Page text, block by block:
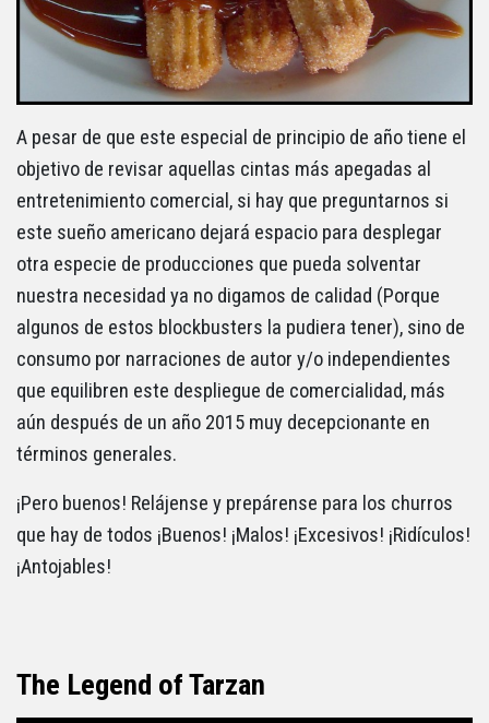
A pesar de que este especial de principio de año tiene el
objetivo de revisar aquellas cintas más apegadas al
entretenimiento comercial, si hay que preguntarnos si
este sueño americano dejará espacio para desplegar
otra especie de producciones que pueda solventar
nuestra necesidad ya no digamos de calidad (Porque
algunos de estos blockbusters la pudiera tener), sino de
consumo por narraciones de autor y/o independientes
que equilibren este despliegue de comercialidad, más
aún después de un año 2015 muy decepcionante en
términos generales.
¡Pero buenos! Relájense y prepárense para los churros
que hay de todos ¡Buenos! ¡Malos! ¡Excesivos! ¡Ridículos!
¡Antojables!
The Legend of Tarzan